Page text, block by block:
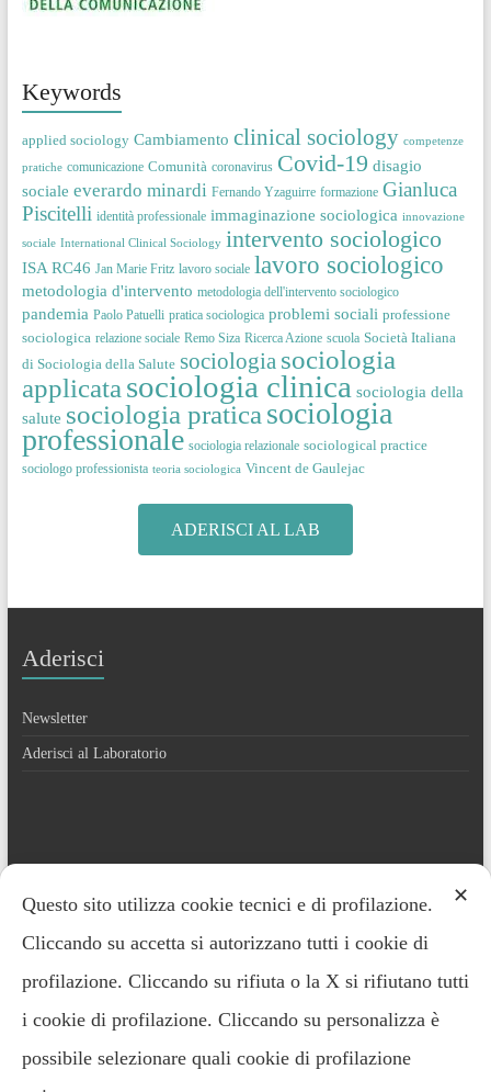
Keywords
applied sociology Cambiamento clinical sociology competenze
pratiche comunicazione Comunità coronavirus Covid-19 disagio
sociale everardo minardi Fernando Yzaguirre formazione Gianluca
Piscitelli identità professionale immaginazione sociologica innovazione
sociale International Clinical Sociology intervento sociologico
ISA RC46 Jan Marie Fritz lavoro sociale lavoro sociologico
metodologia d'intervento metodologia dell'intervento sociologico
pandemia Paolo Patuelli pratica sociologica problemi sociali professione
sociologica relazione sociale Remo Siza Ricerca Azione scuola Società Italiana
di Sociologia della Salute sociologia sociologia
applicata sociologia clinica sociologia della
salute sociologia pratica sociologia
professionale sociologia relazionale sociological practice
sociologo professionista teoria sociologica Vincent de Gaulejac
ADERISCI AL LAB
Aderisci
Newsletter
Aderisci al Laboratorio
Contatti ✕
Questo sito utilizza cookie tecnici e di profilazione.
Cliccando su accetta si autorizzano tutti i cookie di
profilazione. Cliccando su rifiuta o la X si rifiutano tutti
i cookie di profilazione. Cliccando su personalizza è
possibile selezionare quali cookie di profilazione